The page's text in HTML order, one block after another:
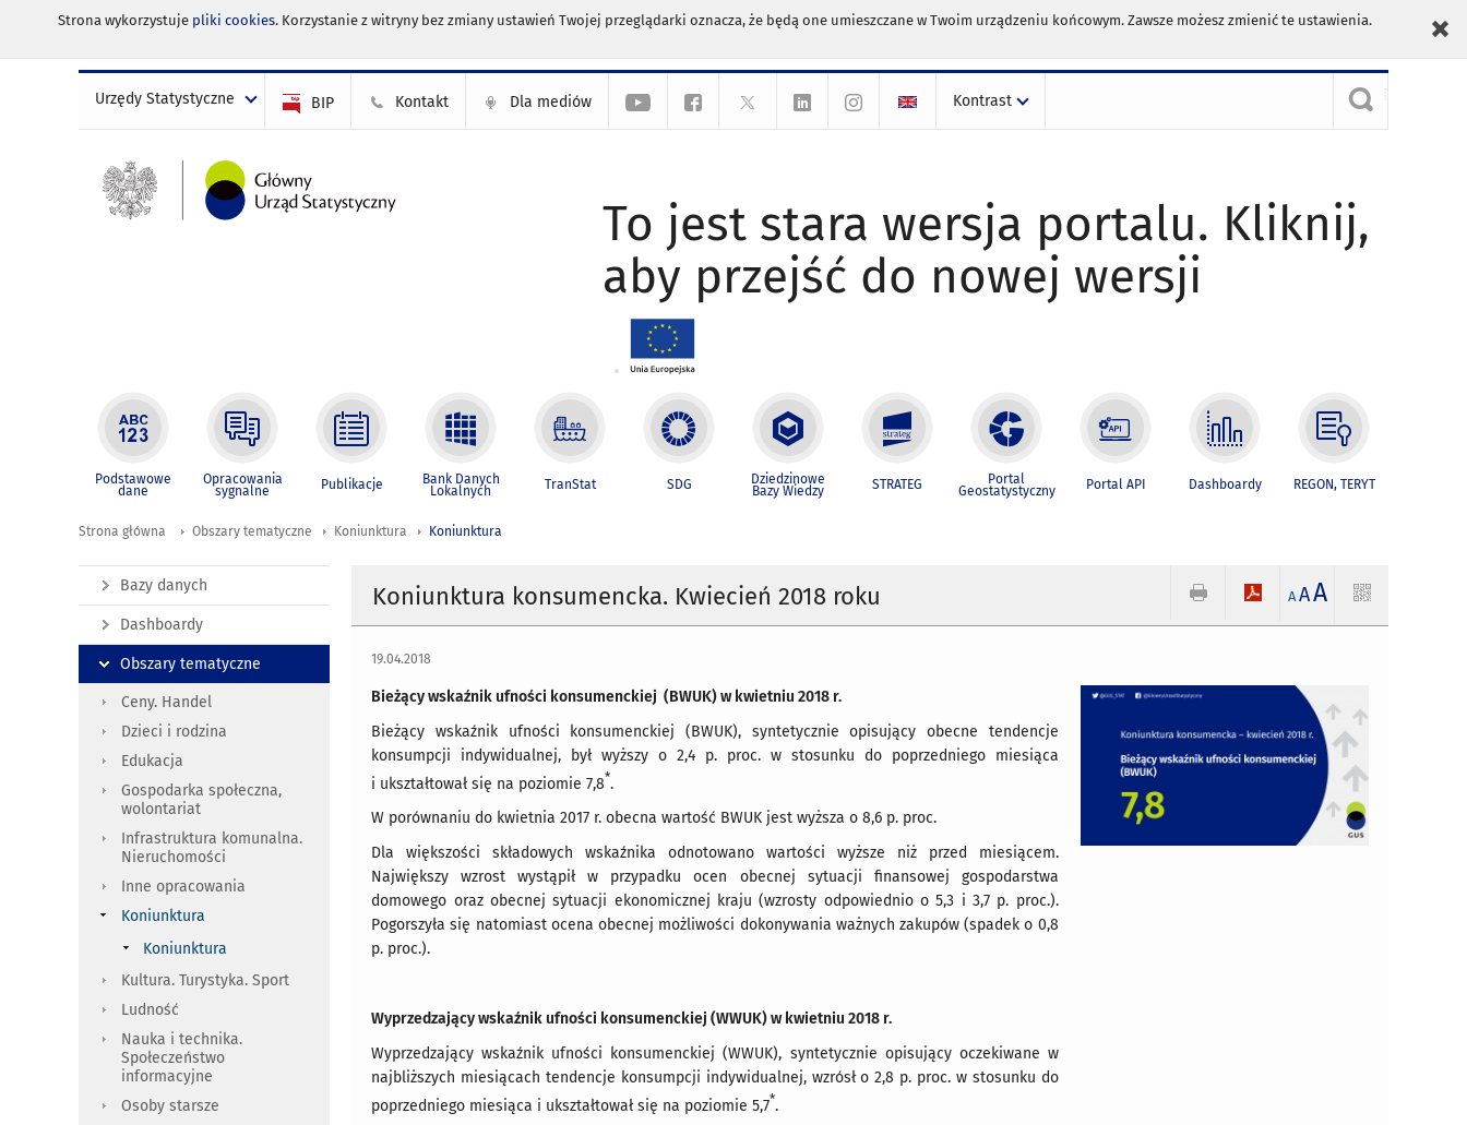
Strona wykorzystuje pliki cookies. Korzystanie z witryny bez zmiany ustawień Twojej przeglądarki oznacza, że będą one umieszczane w Twoim urządzeniu końcowym. Zawsze możesz zmienić te ustawienia.
Urzędy Statystyczne BIP Kontakt Dla mediów Kontrast
To jest stara wersja portalu. Kliknij,
aby przejść do nowej wersji
Podstawowe
dane
Opracowania
sygnalne Publikacje Bank Danych
Lokalnych TranStat SDG Dziedzinowe
Bazy Wiedzy STRATEG Portal
Geostatystyczny Portal API Dashboardy REGON, TERYT
Strona główna Obszary tematyczne Koniunktura Koniunktura
Koniunktura konsumencka. Kwiecień 2018 roku A AA
19.04.2018
Bieżący wskaźnik ufności konsumenckiej (BWUK) w kwietniu 2018 r.
Bieżący wskaźnik ufności konsumenckiej (BWUK), syntetycznie opisujący obecne tendencje
konsumpcji indywidualnej, był wyższy o 2,4 p. proc. w stosunku do poprzedniego miesiąca
i ukształtował się na poziomie 7,8*.
W porównaniu do kwietnia 2017 r. obecna wartość BWUK jest wyższa o 8,6 p. proc.
Dla większości składowych wskaźnika odnotowano wartości wyższe niż przed miesiącem.
Największy wzrost wystąpił w przypadku ocen obecnej sytuacji finansowej gospodarstwa
domowego oraz obecnej sytuacji ekonomicznej kraju (wzrosty odpowiednio o 5,3 i 3,7 p. proc.).
Pogorszyła się natomiast ocena obecnej możliwości dokonywania ważnych zakupów (spadek o 0,8
p. proc.).
Wyprzedzający wskaźnik ufności konsumenckiej (WWUK) w kwietniu 2018 r.
Wyprzedzający wskaźnik ufności konsumenckiej (WWUK), syntetycznie opisujący oczekiwane w
najbliższych miesiącach tendencje konsumpcji indywidualnej, wzrósł o 2,8 p. proc. w stosunku do
poprzedniego miesiąca i ukształtował się na poziomie 5,7*.
Bazy danych
Dashboardy
Obszary tematyczne
Ceny. Handel
Dzieci i rodzina
Edukacja
Gospodarka społeczna,
wolontariat
Infrastruktura komunalna.
Nieruchomości
Inne opracowania
Koniunktura
Koniunktura
Kultura. Turystyka. Sport
Ludność
Nauka i technika.
Społeczeństwo
informacyjne
Osoby starsze